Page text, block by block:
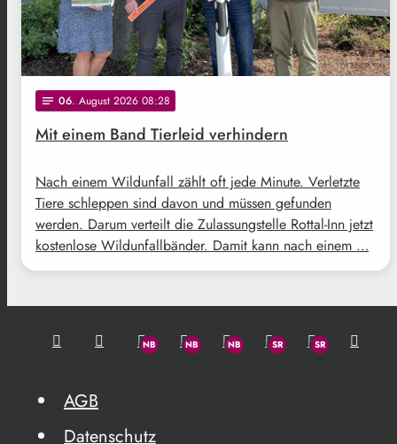
notes 06. August 2026 08:28
Mit einem Band Tierleid verhindern
Nach einem Wildunfall zählt oft jede Minute. Verletzte
Tiere schleppen sind davon und müssen gefunden
werden. Darum verteilt die Zulassungstelle Rottal-Inn jetzt
kostenlose Wildunfallbänder. Damit kann nach einem …
AGB
Datenschutz